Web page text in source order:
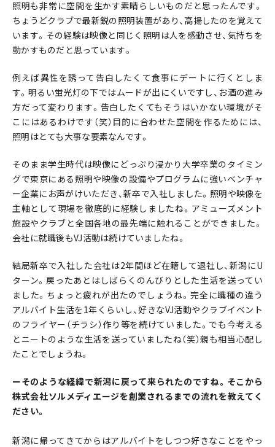
照明も非常に空間を生かす素晴らしいものだと思ったんです。
ちょうどクラブで最新鋭の照明装置があり、高揚したのを覚えて
います。その経験は映像と同じく照明は人を感動させ、気持ちを
動かすものだと思っています。
例えば異性を誘って告白したくて食事にデートに行くとしま
す。明るい蛍光灯の下ではムードが出にくいですし、お酒の進み
方だって変わります。告白したくてもそうはいかない環境がそ
こにはあるわけです（笑）目的に合わせた空間を作るためには、
照明はとても大事な要素なんです。
そのまま学生時代は映像にどっぷり浸かり大学卒業のタイミン
グで東京にある照明や映像の設備やプログラムに強いベンチャ
ー企業にお声がけいただき、新卒で入社しました。照明や映像を
主軸として現場を徹底的に経験しましたね。アミューズメント
施設やクラブと全国各地の最先端に触れることができました。
会社に就職後もVJ活動は続けていましたね。
結局新卒で入社した会社は2年間ほど在籍して退社し、新潟にU
ターン。戻ったあとはしばらくのんびりとした生活を送ってい
ました。ちょっと疲れが出たのでしょうね。完全に職種の違う
アルバイト生活を1年くらいし、好きなVJ活動やクラブイベント
のフライヤー（チラシ）作り等を続けていました。でも今考える
とニートのような生活を送っていましたね（笑）親も相当心配し
たことでしょうね。
ーそのような経緯で新潟に戻って来られたのですね。そこから
株式会社ソルメディエージを創業されるまでの流れを教えてく
ださい。
新潟に帰ってきてからはアルバイトをしつつ好きなことをやっ